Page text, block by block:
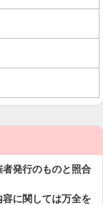
発行のものと照合
に関しては万全を